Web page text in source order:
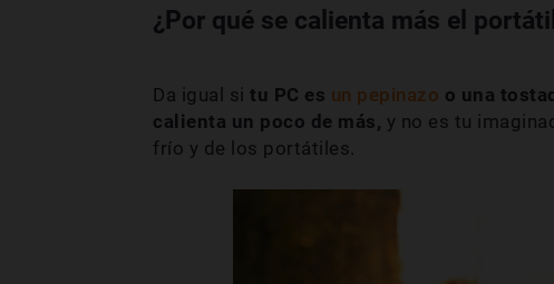
¿Por qué se calienta más el
Da igual si tu PC es un pepinazo o una
calienta un poco de más, y no es tu
frío y de los portátiles.